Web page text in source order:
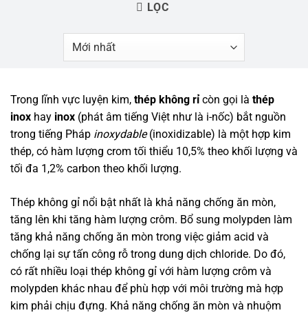
LỌC
Trong lĩnh vực luyện kim, thép không rỉcòn gọi là thép
inox hay inox (phát âm tiếng Việt như là i-nốc) bắt nguồn
trong tiếng Pháp inoxydable(inoxidizable) là một hợp kim
thép, có hàm lượng crom tối thiểu 10,5% theo khối lượng và
tối đa 1,2% carbon theo khối lượng.
Thép không gỉ nổi bật nhất là khả năng chống ăn mòn,
tăng lên khi tăng hàm lượng crôm. Bổ sung molypden làm
tăng khả năng chống ăn mòn trong việc giảm acid và
chống lại sự tấn công rỗ trong dung dịch chloride. Do đó,
có rất nhiều loại thép không gỉ với hàm lượng crôm và
molypden khác nhau để phù hợp với môi trường mà hợp
kim phải chịu đựng. Khả năng chống ăn mòn và nhuộm